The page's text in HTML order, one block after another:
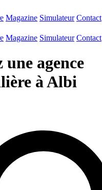
Magazine Simulateur Contact
Magazine Simulateur Contact
une agence
à Albi